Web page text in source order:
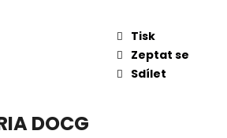
DOCG
Tisk
Zeptat se
Sdílet